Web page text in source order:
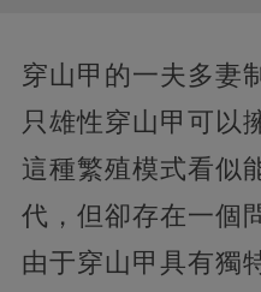
穿山甲的一夫多妻
只雄性穿山甲可以
這種繁殖模式看似
代，但卻存在一個
由于穿山甲具有獨